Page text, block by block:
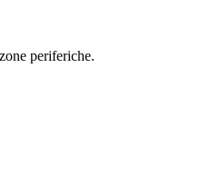
periferiche.